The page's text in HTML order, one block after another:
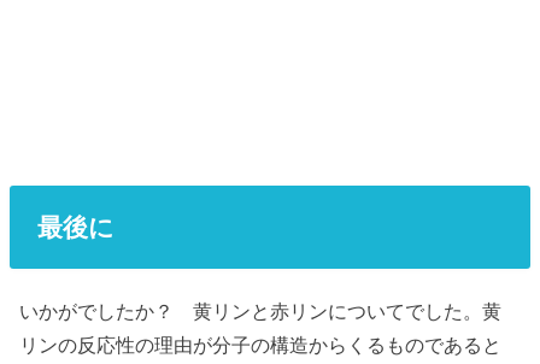
最後に
いかがでしたか？ 黄リンと赤リンについてでした。黄
リンの反応性の理由が分子の構造からくるものであると